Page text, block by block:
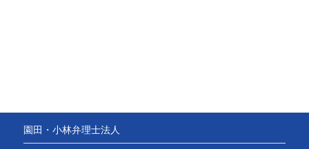
園田・小林弁理士法人